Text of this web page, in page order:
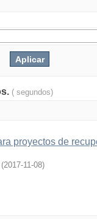
( segundos)
proyectos de
(2017-11-08)